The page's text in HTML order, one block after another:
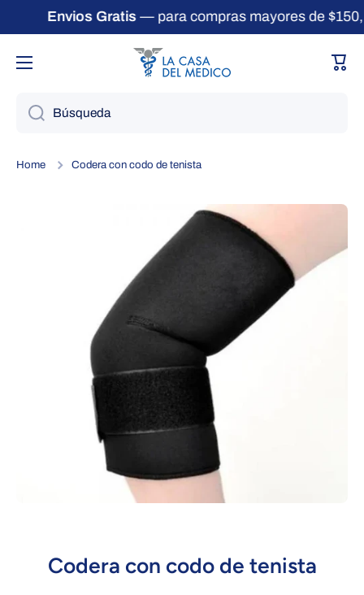
Ir directamente al contenido
Envios Gratis— para compras mayores de $150,
Búsqueda
Home Codera con codo de tenista
Ir directamente a la información del producto
Codera con codo de tenista